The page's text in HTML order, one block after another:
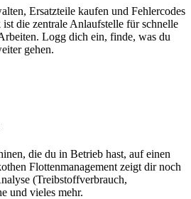
Ersatzteile kaufen und Fehlercodes
die zentrale Anlaufstelle für schnelle
Logg dich ein, finde, was du
gehen.
die du in Betrieb hast, auf einen
Flottenmanagement zeigt dir noch
(Treibstoffverbrauch,
und vieles mehr.